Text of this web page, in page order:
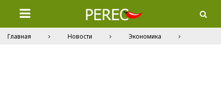
Главная Новости Экономика